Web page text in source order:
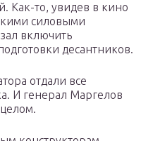
Как-то, увидев в кино
силовыми
включить
десантников.
отдали все
И генерал Маргелов